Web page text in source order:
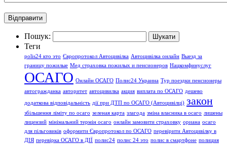
Пошук:
Теги
polis24 кто это Європротокол Автоцивілка Автоцивілка онлайн Выезд за
границу пожилые Мед страховка пожилых и пенсионеров Нацкомфинуслуг
ОСАГО Онлайн ОСАГО Полис24 Украина Тур поездки пенсионеры
автогражданка авторитет автоцивилка акция виплата по ОСАГО дешево
додаткова відповідальність дії при ДТП по ОСАГО (Автоцивілці) закон
збільшення ліміту по осаго зеленая карта злагода зміна власника в осаго лишены
лицензий мінімальний термін осаго онлайн замовити страховку ориана осаго
для пільговиків оформити Європротокол по ОСАГО перевірити Автоцивілку в
ДІЯ перевірка ОСАГО в ДІЇ полис24 полис 24 это полис в смартфоне полиция